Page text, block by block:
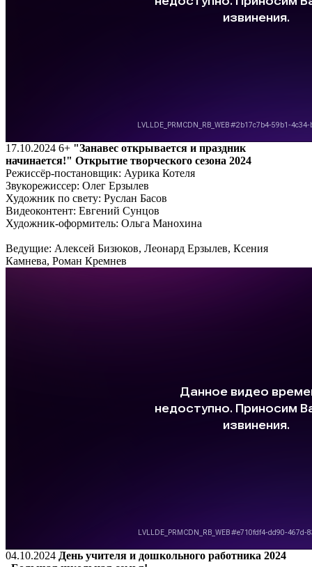
17.10.2024 6+ "Занавес открывается и праздник
начинается!" Открытие творческого сезона 2024
Режиссёр-постановщик: Аурика Котеля
Звукорежиссер: Олег Ерзылев
Художник по свету: Руслан Басов
Видеоконтент: Евгений Сунцов
Художник-оформитель: Ольга Манохина
Ведущие: Алексей Бизюков, Леонард Ерзылев, Ксения
Камнева, Роман Кремнев
04.10.2024 День учителя и дошкольного работника 2024